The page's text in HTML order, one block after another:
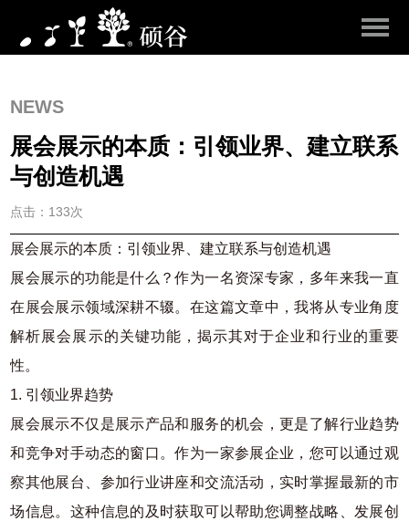
NEWS
展会展示的本质：引领业界、建立联系
与创造机遇
点击：133次
展会展示的本质：引领业界、建立联系与创造机遇
展会展示的功能是什么？作为一名资深专家，多年来我一直
在展会展示领域深耕不辍。在这篇文章中，我将从专业角度
解析展会展示的关键功能，揭示其对于企业和行业的重要
性。
1. 引领业界趋势
展会展示不仅是展示产品和服务的机会，更是了解行业趋势
和竞争对手动态的窗口。作为一家参展企业，您可以通过观
察其他展台、参加行业讲座和交流活动，实时掌握最新的市
场信息。这种信息的及时获取可以帮助您调整战略、发展创